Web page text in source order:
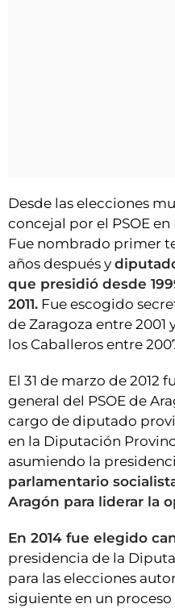
Desde las elecciones
concejal por el PSOE en
Fue nombrado primer
años después y
que presidió desde
2011. Fue escogido
de Zaragoza entre 2001
los Caballeros entre
El 31 de marzo de 2012
general del PSOE de
cargo de diputado
en la Diputación
asumiendo la
parlamentario
Aragón para liderar la
En 2014 fue elegido
presidencia de la
para las elecciones
siguiente en un